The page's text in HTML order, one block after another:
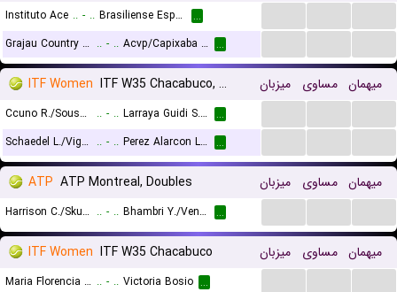
Instituto Ace .. - .. Brasiliense Esporte Clube ...
Grajau Country Club .. - .. Acvp/Capixaba VC ...
ITF Women ITF W35 Chacabuco, Doubles میزبان مساوی میهمان
Ccuno R./Sousa Salazar N. .. - .. Larraya Guidi S. A./Mediorreal A. V. ...
Schaedel L./Vig S. .. - .. Perez Alarcon L./Sanchez A. S. ...
ATP ATP Montreal, Doubles میزبان مساوی میهمان
Harrison C./Skupski N. .. - .. Bhambri Y./Venus M. ...
ITF Women ITF W35 Chacabuco میزبان مساوی میهمان
Maria Florencia Urrutia .. - .. Victoria Bosio ...